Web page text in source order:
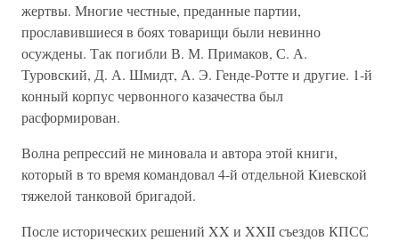
жертвы. Многие честные, преданные партии,
прославившиеся в боях товарищи были невинно
осуждены. Так погибли В. М. Примаков, С. А.
Туровский, Д. А. Шмидт, А. Э. Генде-Ротте и другие. 1-й
конный корпус червонного казачества был
расформирован.
Волна репрессий не миновала и автора этой книги,
который в то время командовал 4-й отдельной Киевской
тяжелой танковой бригадой.
После исторических решений XX и XXII съездов КПСС